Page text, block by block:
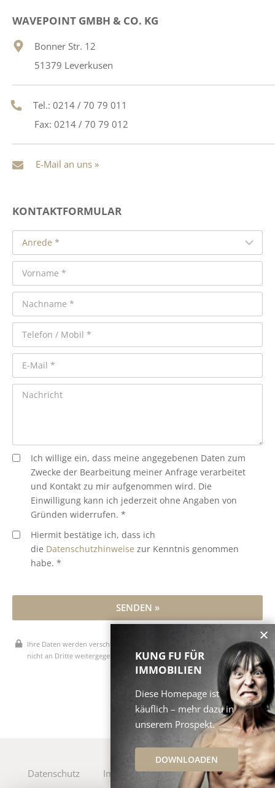
WAVEPOINT GMBH & CO. KG
Bonner Str. 12
51379 Leverkusen
Tel.: 0214 / 70 79 011
Fax: 0214 / 70 79 012
E-Mail an uns »
KONTAKTFORMULAR
Ich willige ein, dass meine angegebenen Daten zum
Zwecke der Bearbeitung meiner Anfrage verarbeitet
und Kontakt zu mir aufgenommen wird. Die
Einwilligung kann ich jederzeit ohne Angaben von
Gründen widerrufen. *
Hiermit bestätige ich, dass ich
die Datenschutzhinweise zur Kenntnis genommen
habe. *
SENDEN »
Ihre Daten werden verschlüsselt übertragen, vertraulich behandelt und
nicht an Dritte weitergegeben.
* Pflichtfelder
Datenschutz Impressum Cookie-Verwaltung
KUNG FU FÜR
IMMOBILIEN
Diese Homepage ist
käuflich – mehr dazu in
unserem Prospekt.
DOWNLOADEN